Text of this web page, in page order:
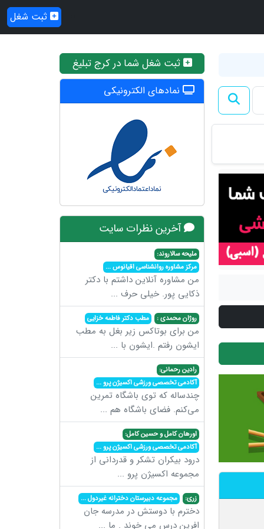
ثبت شغل
ثبت شغل شما در کرج تبلیغ
نمادهای الکترونیکی
آخرین نظرات سایت
ملیحه سالاروند:
مرکز مشاوره روانشناسی اقیانوس...
من مشاوره آنلاین داشتم با دکتر
ذکایی پور. خیلی حرف ...
روژان محمدی : مطب دکتر فاطمه خزایی
من برای بوتاکس زیر بغل به مطب
ایشون رفتم .ایشون با ...
رادین رحمانی:
آکادمی تخصصی ورزشی اکسیژن پرو...
چندساله که توی باشگاه تمرین
می‌کنم. فضای باشگاه هم ...
اورهان کامل و حسین کامل:
آکادمی تخصصی ورزشی اکسیژن پرو...
درود بیکران تشکر و قدردانی از
مجموعه اکسیژن پرو ...
زری: مجموعه دبیرستان دخترانه غیردول...
دخترم با دوستش در مدرسه جان
افرین درس می خوند . ما ...